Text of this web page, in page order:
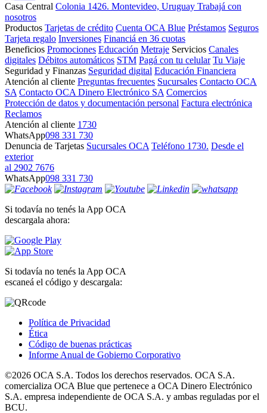
Casa Central Colonia 1426. Montevideo, Uruguay Trabajá con
nosotros
Productos Tarjetas de crédito Cuenta OCA Blue Préstamos Seguros
Tarjeta regalo Inversiones Financiá en 36 cuotas
Beneficios Promociones Educación Metraje Servicios Canales
digitales Débitos automáticos STM Pagá con tu celular Tu Viaje
Seguridad y Finanzas Seguridad digital Educación Financiera
Atención al cliente Preguntas frecuentes Sucursales Contacto OCA
SA Contacto OCA Dinero Electrónico SA Comercios
Protección de datos y documentación personal Factura electrónica
Reclamos
Atención al cliente 1730
WhatsApp098 331 730
Denuncia de Tarjetas Sucursales OCA Teléfono 1730. Desde el
exterior
al 2902 7676
WhatsApp098 331 730
Si todavía no tenés la App OCA
descargala ahora:
Si todavía no tenés la App OCA
escaneá el código y descargala:
Política de Privacidad
Ética
Código de buenas prácticas
Informe Anual de Gobierno Corporativo
©2026 OCA S.A. Todos los derechos reservados. OCA S.A.
comercializa OCA Blue que pertenece a OCA Dinero Electrónico
S.A. empresa independiente de OCA S.A. y ambas reguladas por el
BCU.